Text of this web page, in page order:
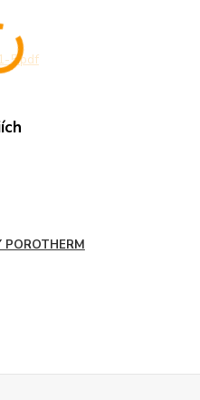
5.pdf
POROTHERM